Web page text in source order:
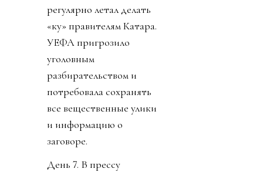
регулярно летал делать
«ку» правителям Катара.
УЕФА пригрозило
уголовным
разбирательством и
потребовала сохранять
все вещественные улики
и информацию о
заговоре.
День 7. В прессу